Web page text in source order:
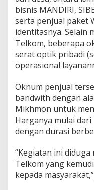
bisnis MANDIRI,
serta penjual paket
identitasnya. Selain
Telkom, beberapa
serat optik pribadi
operasional
Oknum penjual
bandwith dengan
Mikhmon untuk
Harganya mulai dari
dengan durasi
“Kegiatan ini
Telkom yang
kepada